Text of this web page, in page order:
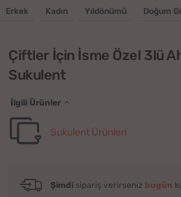
Erkek Kadın Yıldönümü Doğum
Çiftler İçin İsme Özel 3lü
Sukulent
İlgili Ürünler
Sukulent Ürünleri
Şimdi sipariş verirseniz bugün